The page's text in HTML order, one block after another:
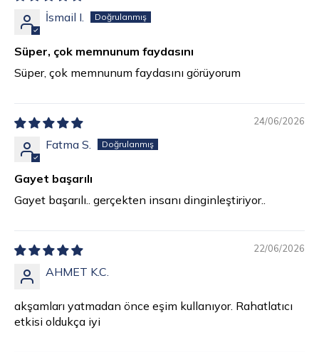
İsmail I.
Süper, çok memnunum faydasını
Süper, çok memnunum faydasını görüyorum
24/06/2026
Fatma S.
Gayet başarılı
Gayet başarılı.. gerçekten insanı dinginleştiriyor..
22/06/2026
AHMET K.C.
akşamları yatmadan önce eşim kullanıyor. Rahatlatıcı
etkisi oldukça iyi